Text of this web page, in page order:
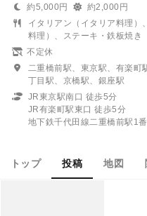
約5,000円
約2,000円
イタリアン（イタリア料理）
料理）、ステーキ・鉄板焼き
不定休
二重橋前駅、東京駅、有楽町
丁目駅、京橋駅、銀座駅
JR東京駅南口 徒歩5分
JR有楽町駅東口 徒歩5分
地下鉄千代田線二重橋前駅1
トップ 投稿 地図